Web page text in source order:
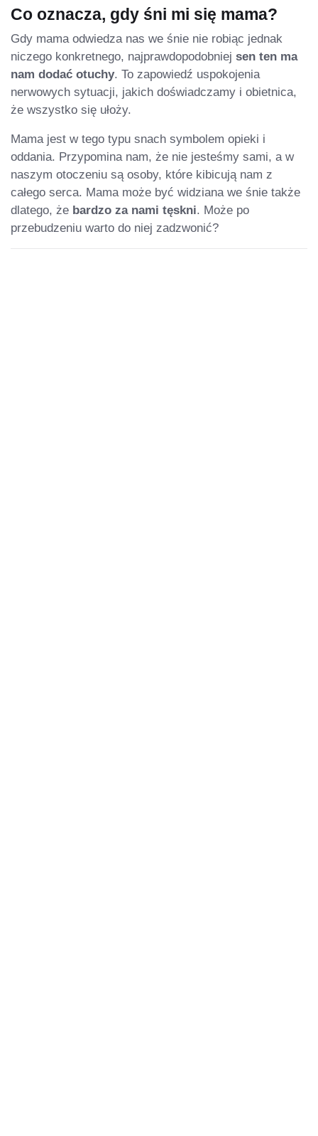
Co oznacza, gdy śni mi się mama?
Gdy mama odwiedza nas we śnie nie robiąc jednak
niczego konkretnego, najprawdopodobniej sen ten ma
nam dodać otuchy. To zapowiedź uspokojenia
nerwowych sytuacji, jakich doświadczamy i obietnica,
że wszystko się ułoży.
Mama jest w tego typu snach symbolem opieki i
oddania. Przypomina nam, że nie jesteśmy sami, a w
naszym otoczeniu są osoby, które kibicują nam z
całego serca. Mama może być widziana we śnie także
dlatego, że bardzo za nami tęskni. Może po
przebudzeniu warto do niej zadzwonić?